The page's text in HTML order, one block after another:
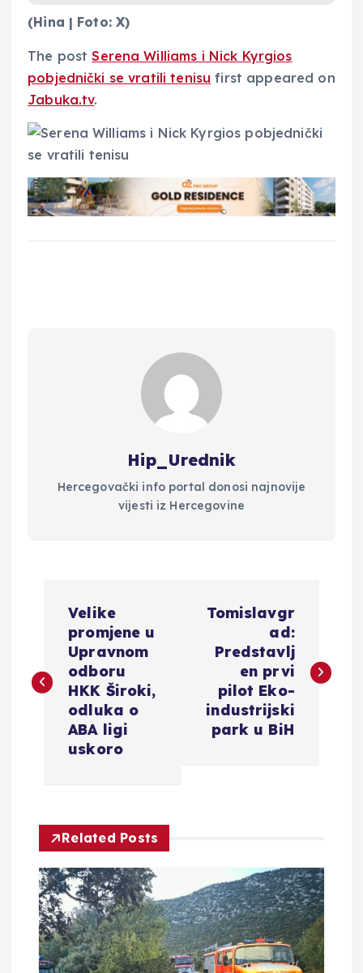
(Hina | Foto: X)
The postSerena Williams i Nick Kyrgios
pobjednički se vratili tenisu first appeared on
Jabuka.tv.
Hip_Urednik
Hercegovački info portal donosi najnovije
vijesti iz Hercegovine
v
c
a
Velike
promjene u
Upravnom
odboru
HKK Široki,
odluka o
ABA ligi
uskoro
Tomislavgr
ad:
Predstavlj
en prvi
pilot Eko-
industrijski
park u BiH
Related Posts